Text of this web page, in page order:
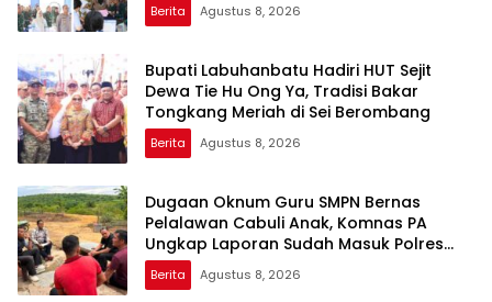
Berita Agustus 8, 2026
Bupati Labuhanbatu Hadiri HUT Sejit
Dewa Tie Hu Ong Ya, Tradisi Bakar
Tongkang Meriah di Sei Berombang
Berita Agustus 8, 2026
Dugaan Oknum Guru SMPN Bernas
Pelalawan Cabuli Anak, Komnas PA
Ungkap Laporan Sudah Masuk Polres
Sejak Juli
Berita Agustus 8, 2026